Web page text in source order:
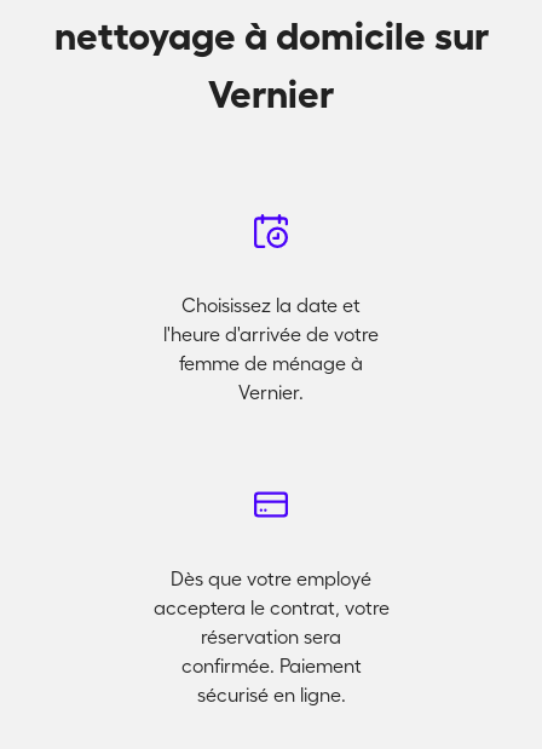
nettoyage à domicile sur
Vernier
Choisissez la date et
l'heure d'arrivée de votre
femme de ménage à
Vernier.
Dès que votre employé
acceptera le contrat, votre
réservation sera
confirmée. Paiement
sécurisé en ligne.